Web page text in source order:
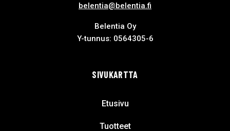
belentia@belentia.fi
Belentia Oy
Y-tunnus: 0564305-6
SIVUKARTTA
Etusivu
Tuotteet